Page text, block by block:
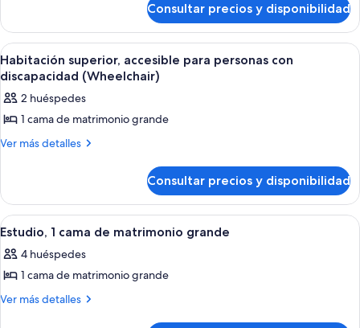
2
camas
individuales
superior,
camas
individuales
Consultar precios y disponibilidad
Abrir
todas
las
fotos
de
Habitación
para
personas
con
discapacidad
(Wheelchair)
Una habitación de hotel con cama,
5
Habitación superior, accesible para personas con
discapacidad (Wheelchair)
2 huéspedes
1 cama de matrimonio grande
Ver más detalles
Más
superior,
accesible
para
con
discapacidad
Consultar precios y disponibilidad
Abrir
todas
las
fotos
de
Una habitación de hotel con una
10
Estudio, 1 cama de matrimonio grande
4 huéspedes
1 cama de matrimonio grande
Ver más detalles
Más